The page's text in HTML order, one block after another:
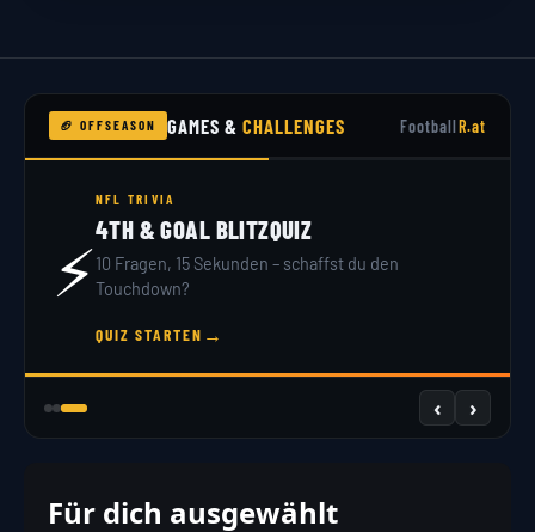
🏈 OFFSEASON GAMES &CHALLENGES FootballR.at
⚡
NFL TRIVIA
4TH & GOAL BLITZQUIZ
10 Fragen, 15 Sekunden – schaffst du den
Touchdown?
QUIZ STARTEN →
‹ ›
Für dich ausgewählt